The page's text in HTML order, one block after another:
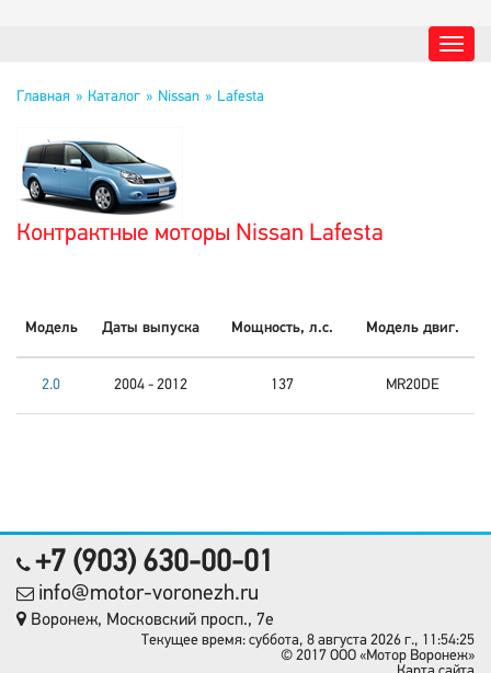
Главная Каталог Nissan Lafesta
Контрактные моторы Nissan Lafesta
Модель Даты выпуска Мощность, л.с. Модель двиг.
2.0 2004 - 2012 137 MR20DE
+7 (903) 630-00-01
info@motor-voronezh.ru
Воронеж, Московский просп., 7е
Текущее время: суббота, 8 августа 2026 г., 11:54:25
© 2017 OOO «Мотор Воронеж»